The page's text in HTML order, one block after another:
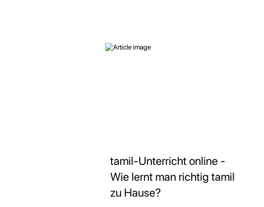
tamil-Unterricht online -
Wie lernt man richtig tamil
zu Hause?